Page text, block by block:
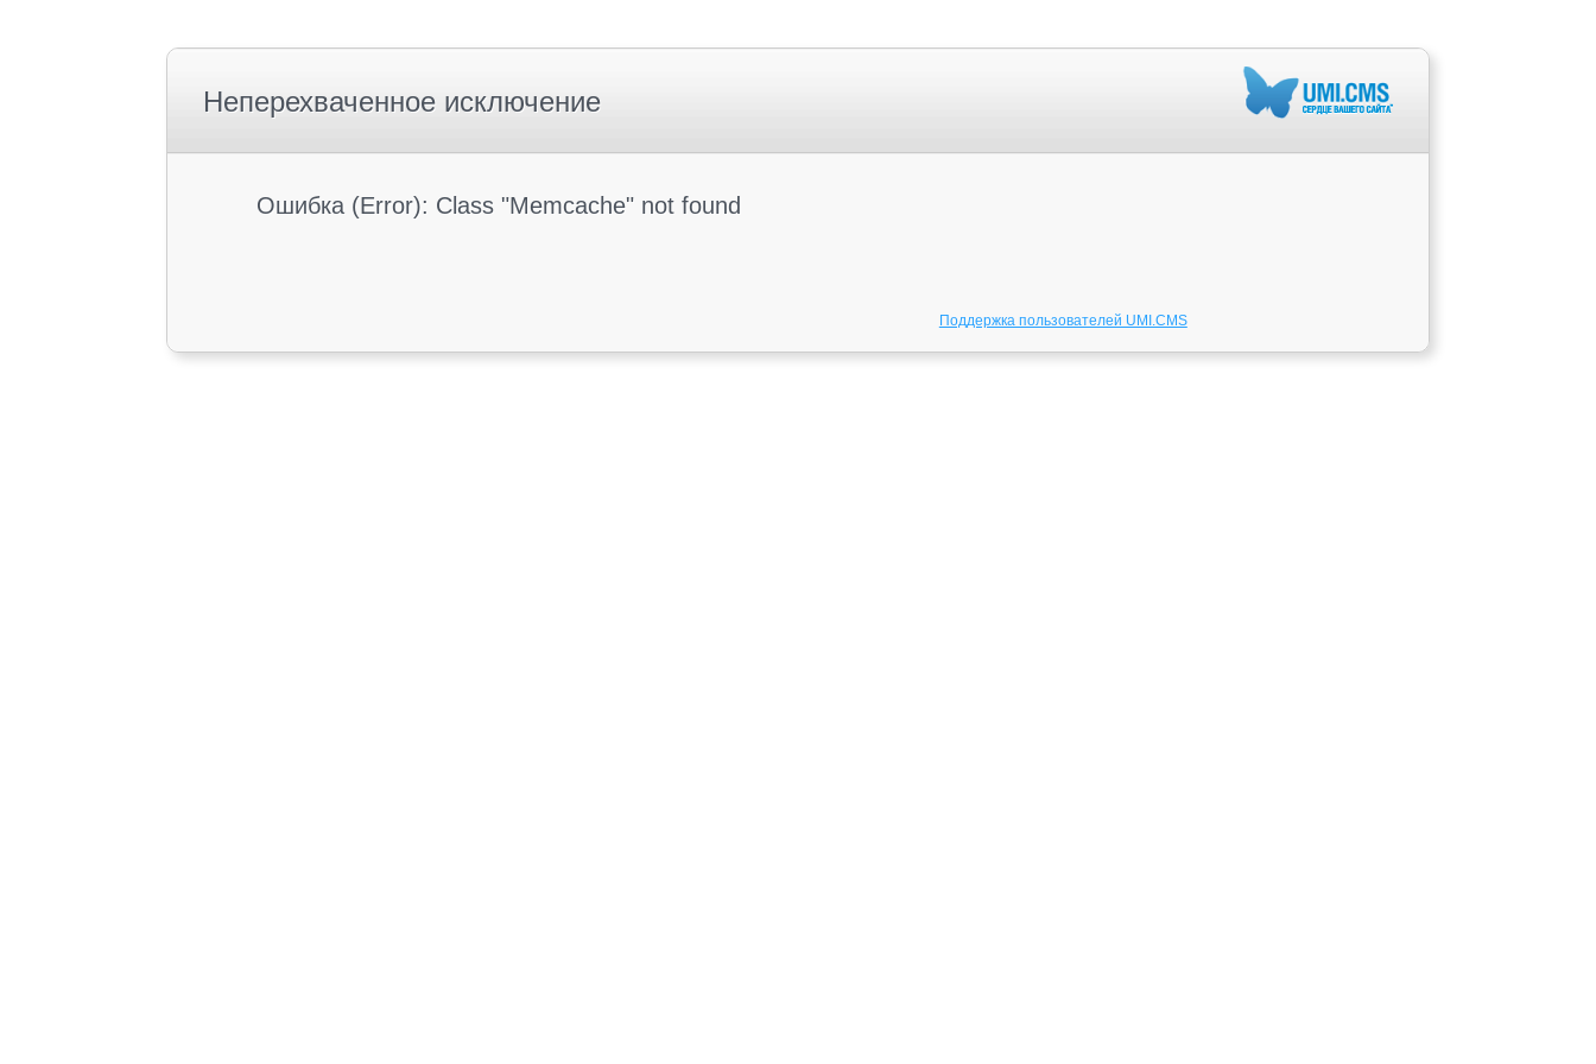
Неперехваченное исключение
Ошибка (Error): Class "Memcache" not found
Поддержка пользователей UMI.CMS